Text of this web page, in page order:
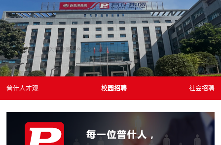
普什人才观 校园招聘 社会招聘